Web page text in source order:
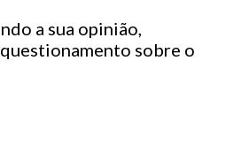
a sua opinião,
sobre o